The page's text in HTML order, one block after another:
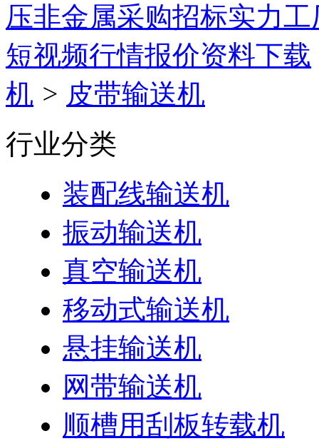
压非金属采购招标实力工
短视频行情报价资料下载
机 > 皮带输送机
行业分类
装配线输送机
振动输送机
真空输送机
移动式输送机
悬挂输送机
网带输送机
顺槽用刮板转载机